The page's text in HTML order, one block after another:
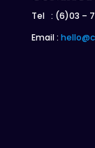
Tel : (6)03 –
Email :